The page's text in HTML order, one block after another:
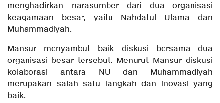
menghadirkan narasumber dari dua organisasi
keagamaan besar, yaitu Nahdatul Ulama dan
Muhammadiyah.
Mansur menyambut baik diskusi bersama dua
organisasi besar tersebut. Menurut Mansur diskusi
kolaborasi antara NU dan Muhammadiyah
merupakan salah satu langkah dan inovasi yang
baik.